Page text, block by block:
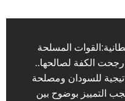
المسلحة
الكفة لصالحها..
للسودان ومصلحة
التمييز بوضوح بين